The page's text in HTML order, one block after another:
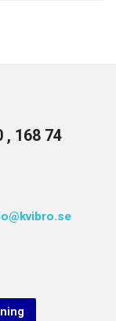
, 168 74